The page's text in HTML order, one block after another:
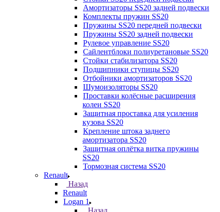
Амортизаторы SS20 задней подвески
Комплекты пружин SS20
Пружины SS20 передней подвески
Пружины SS20 задней подвески
Рулевое управление SS20
Сайлентблоки полиуретановые SS20
Стойки стабилизатора SS20
Подшипники ступицы SS20
Отбойники амортизаторов SS20
Шумоизоляторы SS20
Проставки колёсные расширения
колеи SS20
Защитная проставка для усиления
кузова SS20
Крепление штока заднего
амортизатора SS20
Защитная оплётка витка пружины
SS20
Тормозная система SS20
Renault
Назад
Renault
Logan 1
Назад